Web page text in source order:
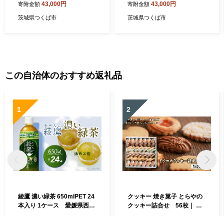
レジャーチケット アウトド
ア スポーツ アスレチック 体
寄附金額 43,000円
茨城県つくば市
ト │ レジャーチケット アウ
トドア スポーツ アスレチッ
寄附金額 43,000円
茨城県つくば市
この自治体のおすすめ返礼品
1
綾鷹 濃い緑茶 650mlPET 24
本入り 1ケース 愛媛県西条
2
クッキー 焼き菓子 とらやの
クッキー詰合せ 56枚｜ 愛